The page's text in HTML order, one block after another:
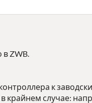
ZWB.
к
крайнем случае: